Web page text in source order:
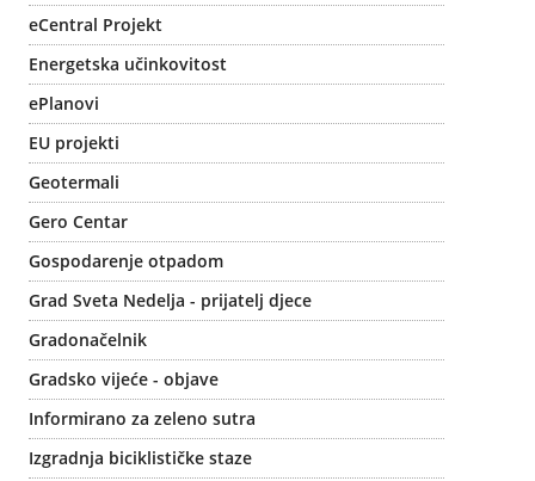
eCentral Projekt
Energetska učinkovitost
ePlanovi
EU projekti
Geotermali
Gero Centar
Gospodarenje otpadom
Grad Sveta Nedelja - prijatelj djece
Gradonačelnik
Gradsko vijeće - objave
Informirano za zeleno sutra
Izgradnja biciklističke staze